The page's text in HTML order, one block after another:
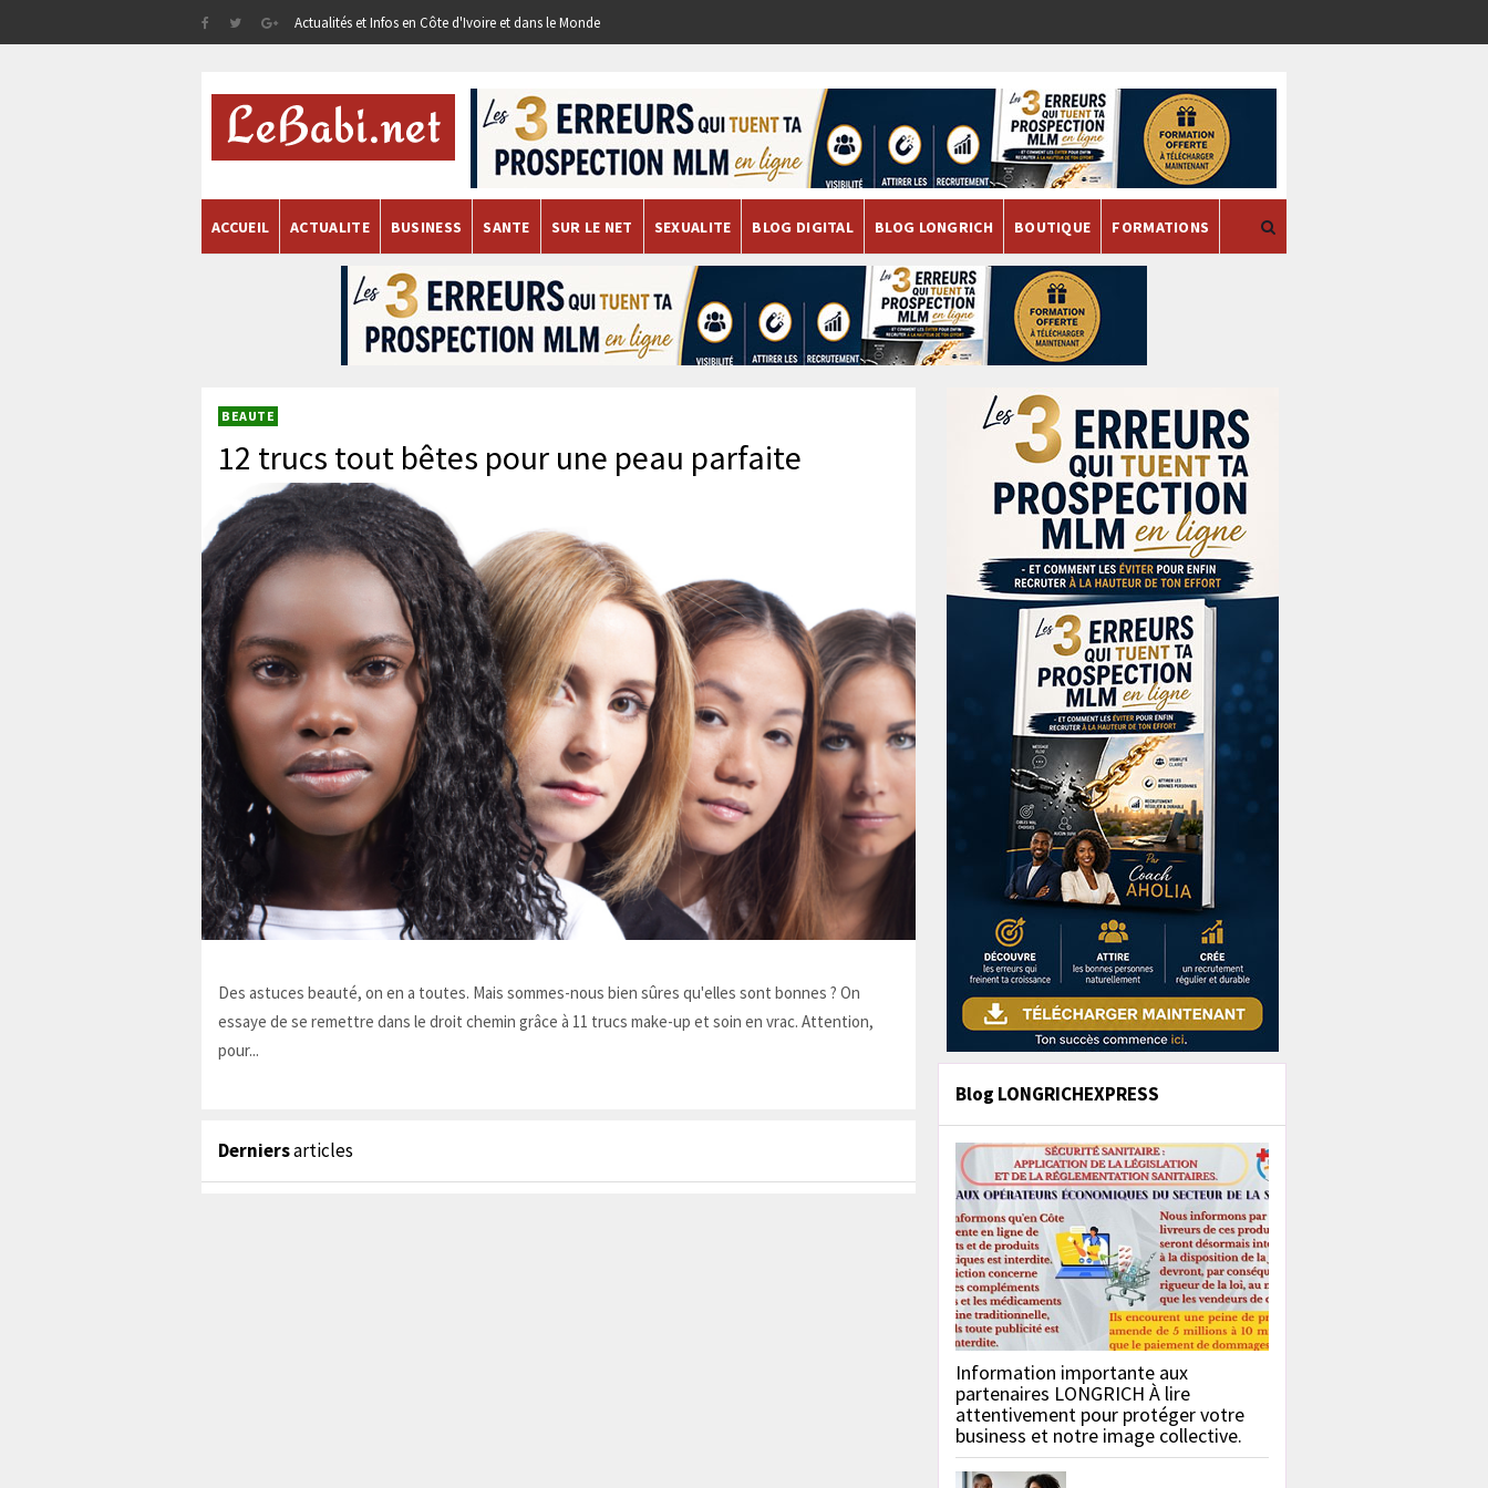
Actualités et Infos en Côte d'Ivoire et dans le Monde
ACCUEIL ACTUALITE BUSINESS SANTE SUR LE NET SEXUALITE BLOG DIGITAL BLOG LONGRICH BOUTIQUE FORMATIONS
BEAUTE
12 trucs tout bêtes pour une peau parfaite
Des astuces beauté, on en a toutes. Mais sommes-nous bien sûres qu'elles sont bonnes ? On
essaye de se remettre dans le droit chemin grâce à 11 trucs make-up et soin en vrac. Attention,
pour...
Derniersarticles
Blog LONGRICHEXPRESS
Information importante aux
partenaires LONGRICH À lire
attentivement pour protéger votre
business et notre image collective.